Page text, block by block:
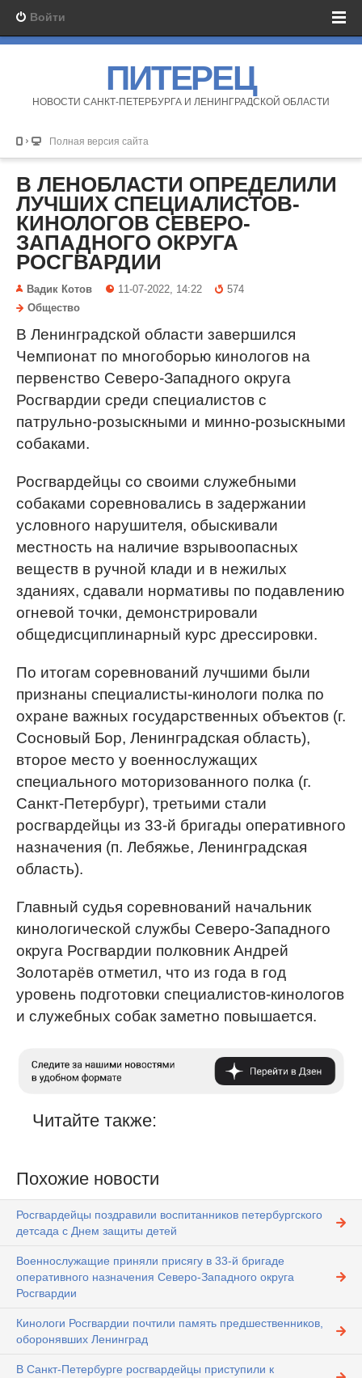
Войти
ПИТЕРЕЦ
НОВОСТИ САНКТ-ПЕТЕРБУРГА И ЛЕНИНГРАДСКОЙ ОБЛАСТИ
Полная версия сайта
В ЛЕНОБЛАСТИ ОПРЕДЕЛИЛИ
ЛУЧШИХ СПЕЦИАЛИСТОВ-
КИНОЛОГОВ СЕВЕРО-
ЗАПАДНОГО ОКРУГА
РОСГВАРДИИ
Вадик Котов 11-07-2022, 14:22
574
Общество
В Ленинградской области завершился
Чемпионат по многоборью кинологов на
первенство Северо-Западного округа
Росгвардии среди специалистов с
патрульно-розыскными и минно-розыскными
собаками.
Росгвардейцы со своими служебными
собаками соревновались в задержании
условного нарушителя, обыскивали
местность на наличие взрывоопасных
веществ в ручной клади и в нежилых
зданиях, сдавали нормативы по подавлению
огневой точки, демонстрировали
общедисциплинарный курс дрессировки.
По итогам соревнований лучшими были
признаны специалисты-кинологи полка по
охране важных государственных объектов (г.
Сосновый Бор, Ленинградская область),
второе место у военнослужащих
специального моторизованного полка (г.
Санкт-Петербург), третьими стали
росгвардейцы из 33-й бригады оперативного
назначения (п. Лебяжье, Ленинградская
область).
Главный судья соревнований начальник
кинологической службы Северо-Западного
округа Росгвардии полковник Андрей
Золотарёв отметил, что из года в год
уровень подготовки специалистов-кинологов
и служебных собак заметно повышается.
Читайте также:
Похожие новости
Росгвардейцы поздравили воспитанников петербургского
детсада с Днем защиты детей
Военнослужащие приняли присягу в 33-й бригаде
оперативного назначения Северо-Западного округа
Росгвардии
Кинологи Росгвардии почтили память предшественников,
оборонявших Ленинград
В Санкт-Петербурге росгвардейцы приступили к